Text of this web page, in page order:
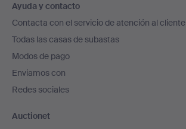
en
el
pie
de
página
Ayuda y contacto
Contacta con el servicio de atención al cliente
Todas las casas de subastas
Modos de pago
Enviamos con
Redes sociales
Auctionet